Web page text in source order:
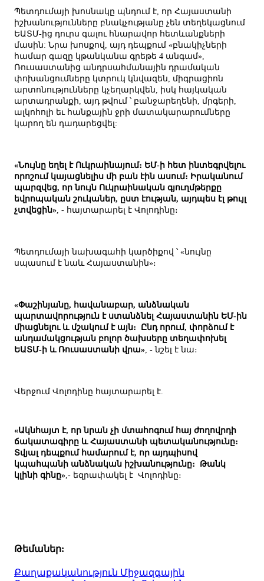
Պետդումայի խոսնակը պնդում է, որ Հայաստանի
իշխանությունները բնակչությանը չեն տեղեկացնում
ԵԱՏՄ-ից դուրս գալու հնարավոր հետևանքների
մասին: Նրա խոսքով, այդ դեպքում «բնակիչների
համար գազը կթանկանա գրեթե 4 անգամ»,
Ռուսաստանից անդրսահմանային դրամական
փոխանցումները կտրուկ կնվազեն, միգրացիոն
արտոնությունները կչեղարկվեն, իսկ հայկական
արտադրանքի, այդ թվում ՝ բանջարեղենի, մրգերի,
ալկոհոլի եւ հանքային ջրի մատակարարումները
կարող են դադարեցվել:
«Նույնը եղել է Ուկրաինայում։ ԵՄ-ի հետ ինտեգրվելու
որոշում կայացնելիս մի բան էին ասում։ Իրականում
պարզվեց, որ նույն Ուկրաինական գյուղմթերքը
եվրոպական շուկաներ, ըստ էության, այդպես էլ թույլ
չտվեցին» , - հայտարարել է Վոլոդինը։
Պետդումայի նախագահի կարծիքով ՝ «նույնը
սպասում է նաև Հայաստանին»։
«Փաշինյանը, հավանաբար, անձնական
պարտավորություն է ստանձնել Հայաստանին ԵՄ-ին
միացնելու և մշակում է այն։ Ընդ որում, փորձում է
անդամակցության բոլոր ծախսերը տեղափոխել
ԵԱՏՄ-ի և Ռուսաստանի վրա» , - նշել է նա։
Վերջում Վոլոդինը հայտարարել է.
«Ակնհայտ է, որ նրան չի մտահոգում հայ ժողովրդի
ճակատագիրը և Հայաստանի պետականությունը։
Տվյալ դեպքում համարում է, որ այդպիսով
կպահպանի անձնական իշխանությունը։ Թանկ
կլինի գինը» ,- եզրափակել է Վոլոդինը։
Թեմաներ:
Քաղաքականություն Միջազգային